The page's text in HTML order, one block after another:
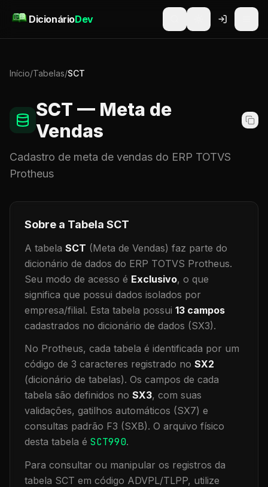
DicionárioDev
Início/Tabelas/SCT
SCT — Meta de
Vendas
Cadastro de meta de vendas do ERP TOTVS
Protheus
Sobre a Tabela SCT
A tabela SCT (Meta de Vendas) faz parte do
dicionário de dados do ERP TOTVS Protheus.
Seu modo de acesso é Exclusivo, o que
significa que possui dados isolados por
empresa/filial. Esta tabela possui 13 campos
cadastrados no dicionário de dados (SX3).
No Protheus, cada tabela é identificada por um
código de 3 caracteres registrado no SX2
(dicionário de tabelas). Os campos de cada
tabela são definidos no SX3, com suas
validações, gatilhos automáticos (SX7) e
consultas padrão F3 (SXB). O arquivo físico
desta tabela é SCT990.
Para consultar ou manipular os registros da
tabela SCT em código ADVPL/TLPP, utilize